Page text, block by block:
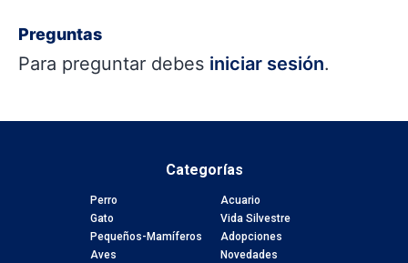
Preguntas
Para preguntar debes iniciar sesión.
Categorías
Perro
Gato
Pequeños-Mamíferos
Aves
Acuario
Vida Silvestre
Adopciones
Novedades